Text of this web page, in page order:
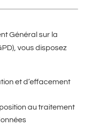
Général sur la
vous disposez
et d’effacement
au traitement